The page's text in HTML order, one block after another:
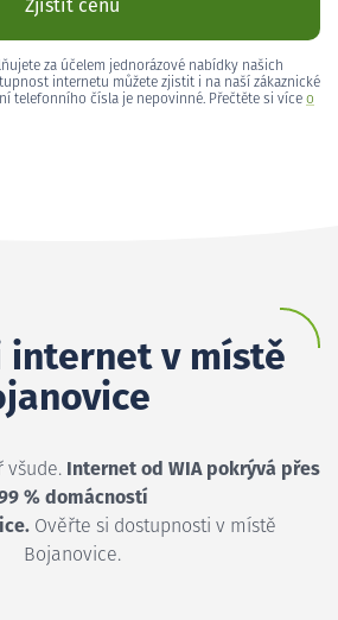
Zjistit cenu
za účelem jednorázové nabídky našich
internetu můžete zjistit i na naší zákaznické
telefonního čísla je nepovinné. Přečtěte si více o
internet v místě
všude. Internet od WIA pokrývá přes
% domácností
Ověřte si dostupnosti v místě
Bojanovice.